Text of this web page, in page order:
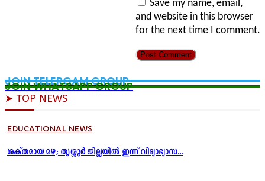
Save my name, email,
and website in this browser
for the next time I comment.
JOIN TELERGAM GROUP
JOIN WHATSAPP GROUP
➤ TOP NEWS
EDUCATIONAL NEWS
ശക്തമായ മഴ; തൃശ്ശൂർ ജില്ലയിൽ ഇന്ന് വിദ്യാഭ്യാസ...